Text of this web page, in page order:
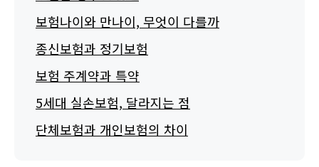
보험나이와 만나이, 무엇이 다를까
종신보험과 정기보험
보험 주계약과 특약
5세대 실손보험, 달라지는 점
단체보험과 개인보험의 차이